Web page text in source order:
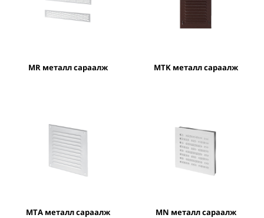
MR металл сараалж MTK металл сараалж
MTA металл сараалж MN металл сараалж